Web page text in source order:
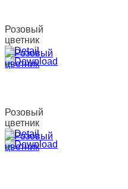
Розовый
цветник
Розовый
цветник